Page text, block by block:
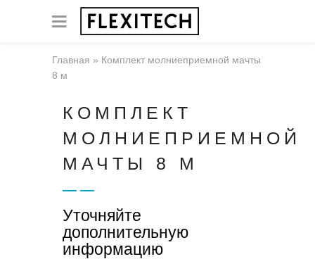
Главная » Комплект молниеприемной мачты
8 м
КОМПЛЕКТ
МОЛНИЕПРИЕМНОЙ
МАЧТЫ 8 М
Уточняйте
дополнительную
информацию